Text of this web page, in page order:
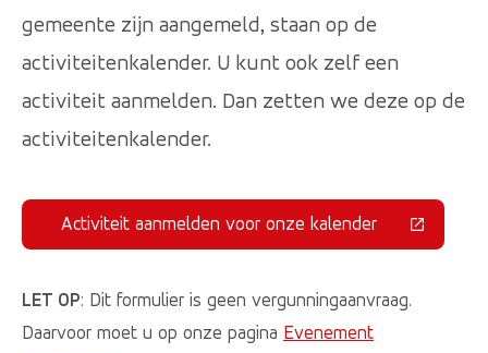
gemeente zijn aangemeld, staan op de
activiteitenkalender. U kunt ook zelf een
activiteit aanmelden. Dan zetten we deze op de
activiteitenkalender.
Activiteit aanmelden voor onze kalender
(Deze link gaat naar een externe
LET OP: Dit formulier is geen vergunningaanvraag.
Daarvoor moet u op onze pagina Evenement